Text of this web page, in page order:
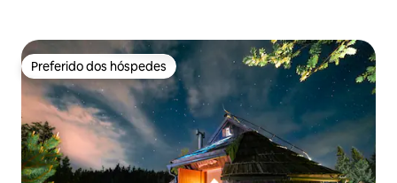
Preferido dos hóspedes
Preferido dos hóspedes